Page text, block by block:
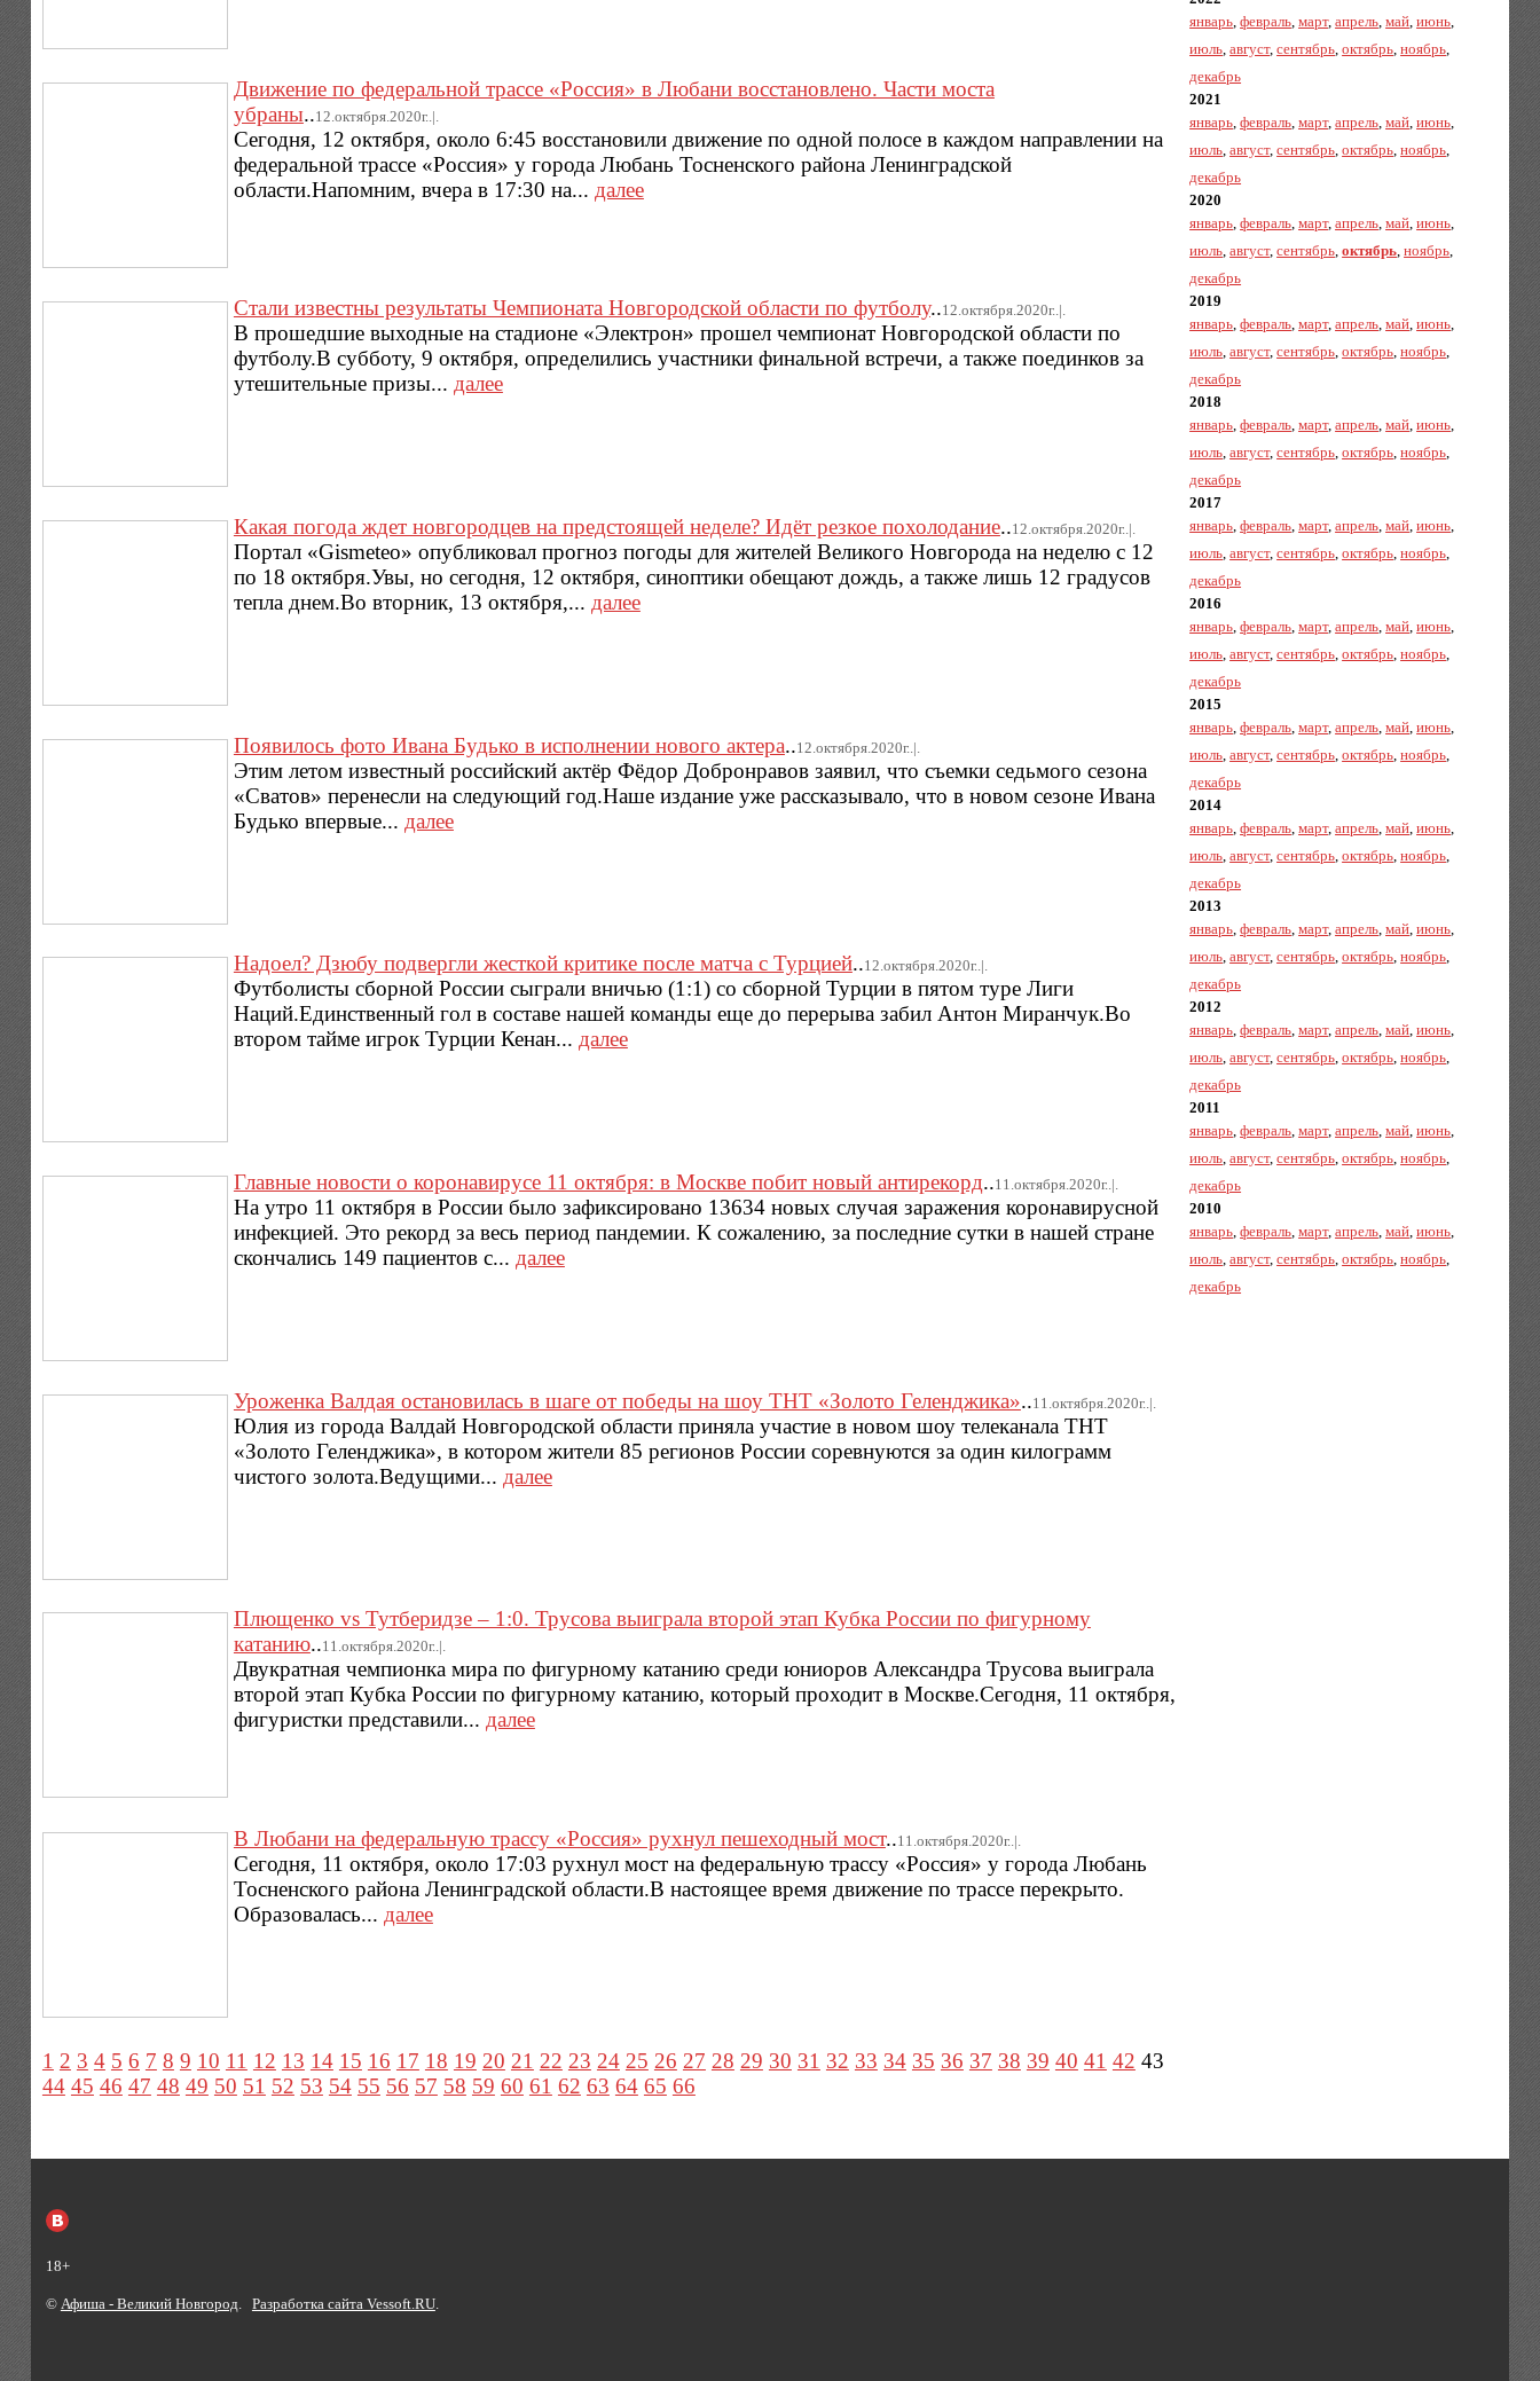
Движение по федеральной трассе «Россия» в Любани восстановлено. Части моста
убраны..12.октября.2020г..|.
Сегодня, 12 октября, около 6:45 восстановили движение по одной полосе в каждом направлении на
федеральной трассе «Россия» у города Любань Тосненского района Ленинградской
области.Напомним, вчера в 17:30 на... далее
Стали известны результаты Чемпионата Новгородской области по футболу..12.октября.2020г..|.
В прошедшие выходные на стадионе «Электрон» прошел чемпионат Новгородской области по
футболу.В субботу, 9 октября, определились участники финальной встречи, а также поединков за
утешительные призы... далее
Какая погода ждет новгородцев на предстоящей неделе? Идёт резкое похолодание..12.октября.2020г..|.
Портал «Gismeteo» опубликовал прогноз погоды для жителей Великого Новгорода на неделю с 12
по 18 октября.Увы, но сегодня, 12 октября, синоптики обещают дождь, а также лишь 12 градусов
тепла днем.Во вторник, 13 октября,... далее
Появилось фото Ивана Будько в исполнении нового актера..12.октября.2020г..|.
Этим летом известный российский актёр Фёдор Добронравов заявил, что съемки седьмого сезона
«Сватов» перенесли на следующий год.Наше издание уже рассказывало, что в новом сезоне Ивана
Будько впервые... далее
Надоел? Дзюбу подвергли жесткой критике после матча с Турцией..12.октября.2020г..|.
Футболисты сборной России сыграли вничью (1:1) со сборной Турции в пятом туре Лиги
Наций.Единственный гол в составе нашей команды еще до перерыва забил Антон Миранчук.Во
втором тайме игрок Турции Кенан... далее
Главные новости о коронавирусе 11 октября: в Москве побит новый антирекорд..11.октября.2020г..|.
На утро 11 октября в России было зафиксировано 13634 новых случая заражения коронавирусной
инфекцией. Это рекорд за весь период пандемии. К сожалению, за последние сутки в нашей стране
скончались 149 пациентов с... далее
Уроженка Валдая остановилась в шаге от победы на шоу ТНТ «Золото Геленджика»..11.октября.2020г..|.
Юлия из города Валдай Новгородской области приняла участие в новом шоу телеканала ТНТ
«Золото Геленджика», в котором жители 85 регионов России соревнуются за один килограмм
чистого золота.Ведущими... далее
Плющенко vs Тутберидзе – 1:0. Трусова выиграла второй этап Кубка России по фигурному
катанию..11.октября.2020г..|.
Двукратная чемпионка мира по фигурному катанию среди юниоров Александра Трусова выиграла
второй этап Кубка России по фигурному катанию, который проходит в Москве.Сегодня, 11 октября,
фигуристки представили... далее
В Любани на федеральную трассу «Россия» рухнул пешеходный мост..11.октября.2020г..|.
Сегодня, 11 октября, около 17:03 рухнул мост на федеральную трассу «Россия» у города Любань
Тосненского района Ленинградской области.В настоящее время движение по трассе перекрыто.
Образовалась... далее
1 2 3 4 5 6 7 8 9 10 11 12 13 14 15 16 17 18 19 20 21 22 23 24 25 26 27 28 29 30 31 32 33 34 35 36 37 38 39 40 41 42 43
44 45 46 47 48 49 50 51 52 53 54 55 56 57 58 59 60 61 62 63 64 65 66
январь,февраль,март,апрель,май,июнь,
июль,август,сентябрь,октябрь,ноябрь,
декабрь
2021
январь,февраль,март,апрель,май,июнь,
июль,август,сентябрь,октябрь,ноябрь,
декабрь
2020
январь,февраль,март,апрель,май,июнь,
июль,август,сентябрь,октябрь,ноябрь,
декабрь
2019
январь,февраль,март,апрель,май,июнь,
июль,август,сентябрь,октябрь,ноябрь,
декабрь
2018
январь,февраль,март,апрель,май,июнь,
июль,август,сентябрь,октябрь,ноябрь,
декабрь
2017
январь,февраль,март,апрель,май,июнь,
июль,август,сентябрь,октябрь,ноябрь,
декабрь
2016
январь,февраль,март,апрель,май,июнь,
июль,август,сентябрь,октябрь,ноябрь,
декабрь
2015
январь,февраль,март,апрель,май,июнь,
июль,август,сентябрь,октябрь,ноябрь,
декабрь
2014
январь,февраль,март,апрель,май,июнь,
июль,август,сентябрь,октябрь,ноябрь,
декабрь
2013
январь,февраль,март,апрель,май,июнь,
июль,август,сентябрь,октябрь,ноябрь,
декабрь
2012
январь,февраль,март,апрель,май,июнь,
июль,август,сентябрь,октябрь,ноябрь,
декабрь
2011
январь,февраль,март,апрель,май,июнь,
июль,август,сентябрь,октябрь,ноябрь,
декабрь
2010
январь,февраль,март,апрель,май,июнь,
июль,август,сентябрь,октябрь,ноябрь,
декабрь
18+
© Афиша - Великий Новгород. Разработка сайта Vessoft.RU.